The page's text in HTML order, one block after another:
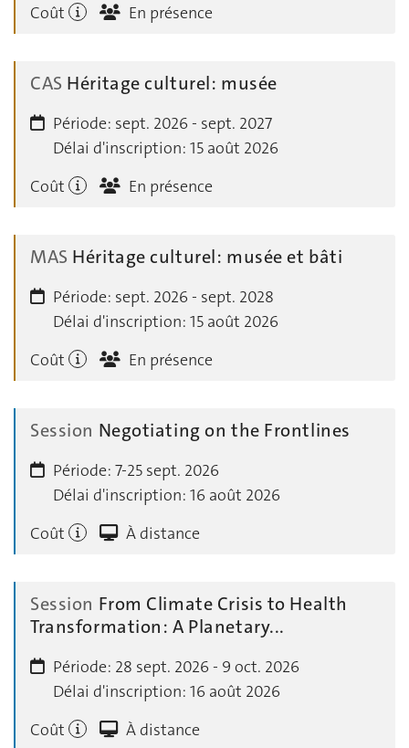
Coût
En présence
CAS Héritage culturel: musée
Période: sept. 2026 - sept. 2027
Délai d'inscription: 15 août 2026
Coût
En présence
MAS Héritage culturel: musée et bâti
Période: sept. 2026 - sept. 2028
Délai d'inscription: 15 août 2026
Coût
En présence
Session Negotiating on the Frontlines
Période: 7-25 sept. 2026
Délai d'inscription: 16 août 2026
Coût
À distance
Session From Climate Crisis to Health
Transformation: A Planetary...
Période: 28 sept. 2026 - 9 oct. 2026
Délai d'inscription: 16 août 2026
Coût
À distance